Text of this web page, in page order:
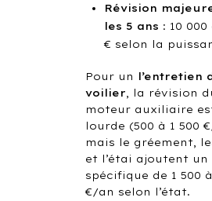
Révision
les 5 ans : 10 000
€ selon la
Pour un l’entretien
voilier , la révision
moteur auxiliaire
lourde (500 à 1 500
mais le gréement,
et l’étai ajoutent un
spécifique de 1 500
€/an selon l’état.